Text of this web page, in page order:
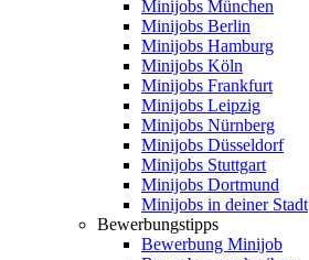
Minijobs München
Minijobs Berlin
Minijobs Hamburg
Minijobs Köln
Minijobs Frankfurt
Minijobs Leipzig
Minijobs Nürnberg
Minijobs Düsseldorf
Minijobs Stuttgart
Minijobs Dortmund
Minijobs in deiner Stadt
Bewerbungstipps
Bewerbung Minijob